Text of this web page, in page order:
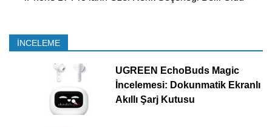
İNCELEME
UGREEN EchoBuds Magic
İncelemesi: Dokunmatik Ekranlı
Akıllı Şarj Kutusu